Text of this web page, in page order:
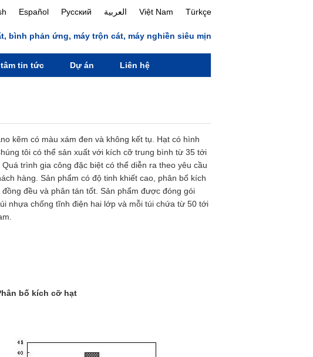
Español Русский العربية Việt Nam Türkçe
bình phản ứng, máy trộn cát, máy nghiền siêu mịn
tin tức Dự án Liên hệ
kẽm có màu xám đen và không kết tụ. Hạt có hình
tôi có thể sản xuất với kích cỡ trung bình từ 35 tới
Quá trình gia công đặc biệt có thể diễn ra theo yêu cầu
hàng. Sản phẩm có độ tinh khiết cao, phân bố kích
đồng đều và phân tán tốt. Sản phẩm được đóng gói
nhựa chống tĩnh điện hai lớp và mỗi túi chứa từ 50 tới
bố kích cỡ hạt